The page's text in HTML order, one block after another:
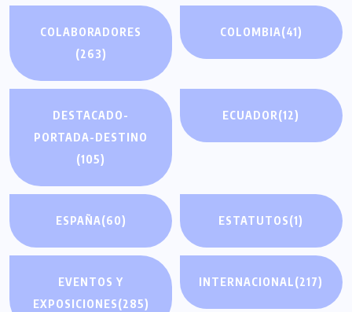
COLABORADORES
(263)
COLOMBIA(41)
DESTACADO-
PORTADA-DESTINO
(105)
ECUADOR(12)
ESPAÑA(60) ESTATUTOS(1)
EVENTOS Y
EXPOSICIONES(285)
INTERNACIONAL(217)